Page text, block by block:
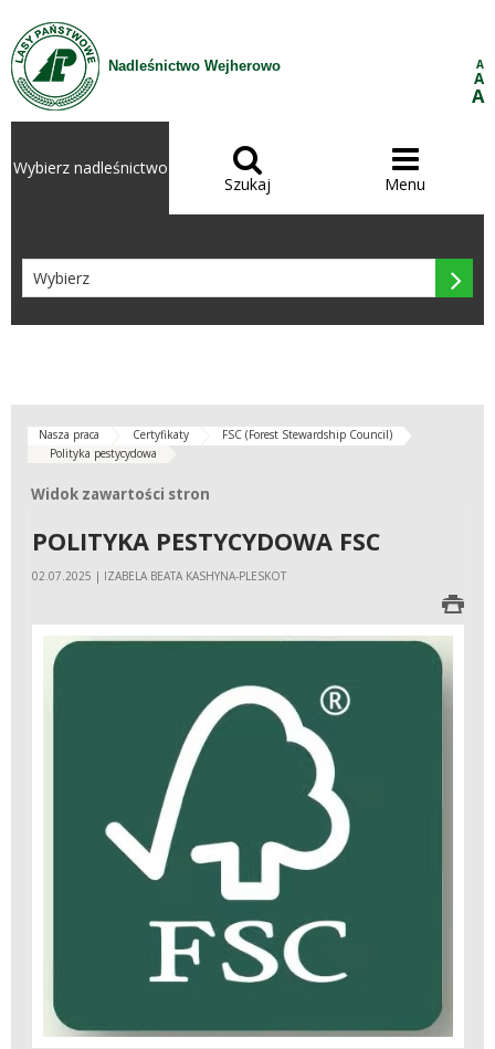
Przejdź do treści
Nadleśnictwo Wejherowo A
A
A
Wybierz nadleśnictwo 
Szukaj

Menu

Nasza praca Certyfikaty
FSC (Forest Stewardship Council)
Polityka pestycydowa
Widok zawartości stron
Widok zawartości stron
POLITYKA PESTYCYDOWA FSC
02.07.2025 | IZABELA BEATA KASHYNA-PLESKOT